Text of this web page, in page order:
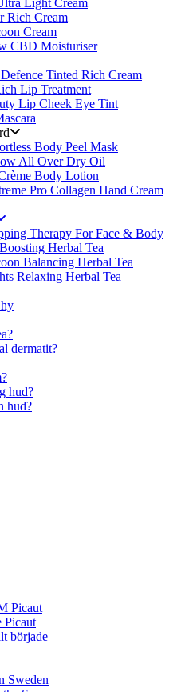
Light Cream
Rich Cream
Cream
CBD Moisturiser
Tinted Rich Cream
Lip Treatment
Lip Cheek Eye Tint
Body Peel Mask
All Over Dry Oil
Body Lotion
Pro Collagen Hand Cream
Therapy For Face & Body
Herbal Tea
Balancing Herbal Tea
Relaxing Herbal Tea
dermatit?
hud?
hud?
Picaut
Picaut
började
Sweden